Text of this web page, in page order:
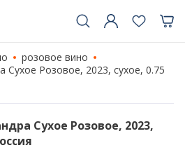
розовое вино
Сухое Розовое, 2023, сухое, 0.75
Сухое Розовое, 2023,